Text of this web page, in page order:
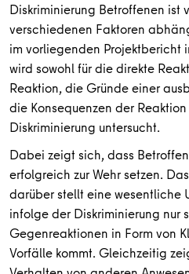
Diskriminierung Betroffenen ist
verschiedenen Faktoren
im vorliegenden Projektbericht
wird sowohl für die direkte
Reaktion, die Gründe einer
die Konsequenzen der
Diskriminierung untersucht.
Dabei zeigt sich, dass
erfolgreich zur Wehr setzen.
darüber stellt eine wesentliche
infolge der Diskriminierung nur
Gegenreaktionen in Form von
Vorfälle kommt. Gleichzeitig